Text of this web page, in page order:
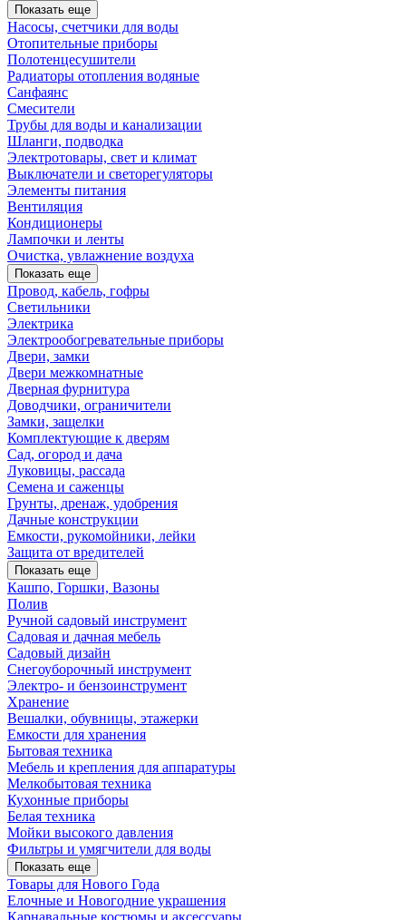
Показать еще
Насосы, счетчики для воды
Отопительные приборы
Полотенцесушители
Радиаторы отопления водяные
Санфаянс
Смесители
Трубы для воды и канализации
Шланги, подводка
Электротовары, свет и климат
Выключатели и светорегуляторы
Элементы питания
Вентиляция
Кондиционеры
Лампочки и ленты
Очистка, увлажнение воздуха
Показать еще
Провод, кабель, гофры
Светильники
Электрика
Электрообогревательные приборы
Двери, замки
Двери межкомнатные
Дверная фурнитура
Доводчики, ограничители
Замки, защелки
Комплектующие к дверям
Сад, огород и дача
Луковицы, рассада
Семена и саженцы
Грунты, дренаж, удобрения
Дачные конструкции
Емкости, рукомойники, лейки
Защита от вредителей
Показать еще
Кашпо, Горшки, Вазоны
Полив
Ручной садовый инструмент
Садовая и дачная мебель
Садовый дизайн
Снегоуборочный инструмент
Электро- и бензоинструмент
Хранение
Вешалки, обувницы, этажерки
Емкости для хранения
Бытовая техника
Мебель и крепления для аппаратуры
Мелкобытовая техника
Кухонные приборы
Белая техника
Мойки высокого давления
Фильтры и умягчители для воды
Показать еще
Товары для Нового Года
Елочные и Новогодние украшения
Карнавальные костюмы и аксессуары